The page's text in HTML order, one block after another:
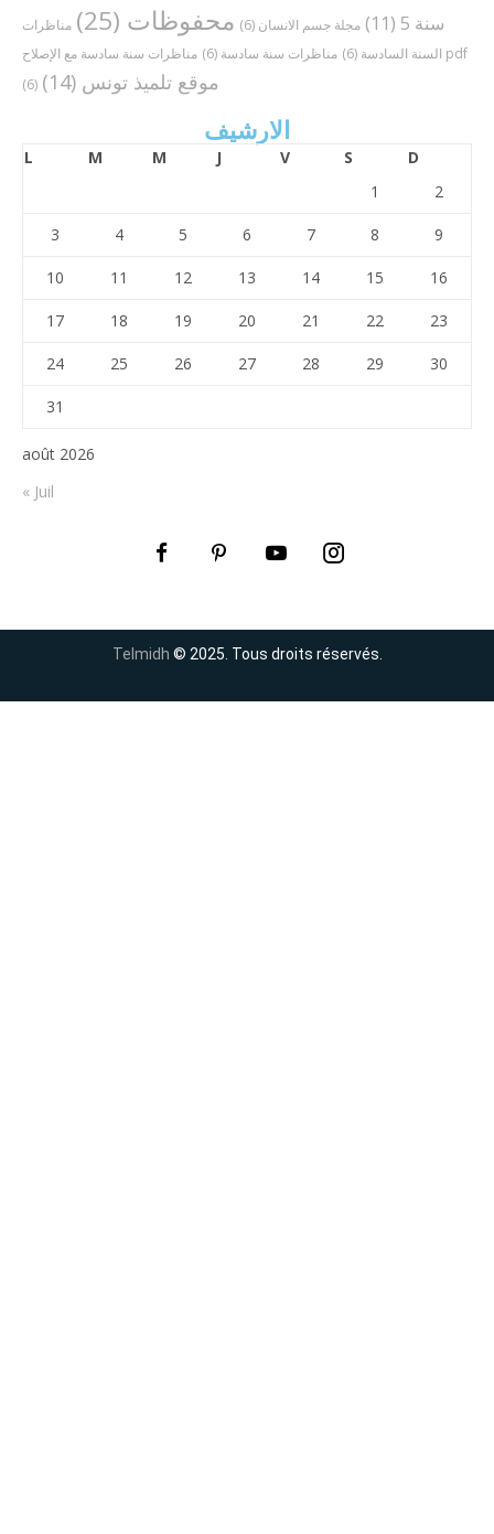
سنة 5
(11) مجلة جسم الانسان (6) محفوظات (25)
مناظرات
السنة السادسة (6) مناظرات سنة سادسة (6)
مناظرات سنة سادسة مع الإصلاح pdf
(6)
موقع تلميذ تونس (14)
الارشيف
août 2026
L M M J V S
D
1
2
3 4 5 6 7 8 9
10 11 12 13 14 15 16
17 18 19 20 21 22 23
24 25 26 27 28 29 30
31
« Juil
Telmidh © 2025. Tous droits réservés.